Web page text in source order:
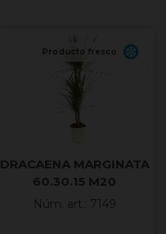
Producto fresco
DRACAENA MARGINATA
60.30.15 M20
Núm. art.: 7149